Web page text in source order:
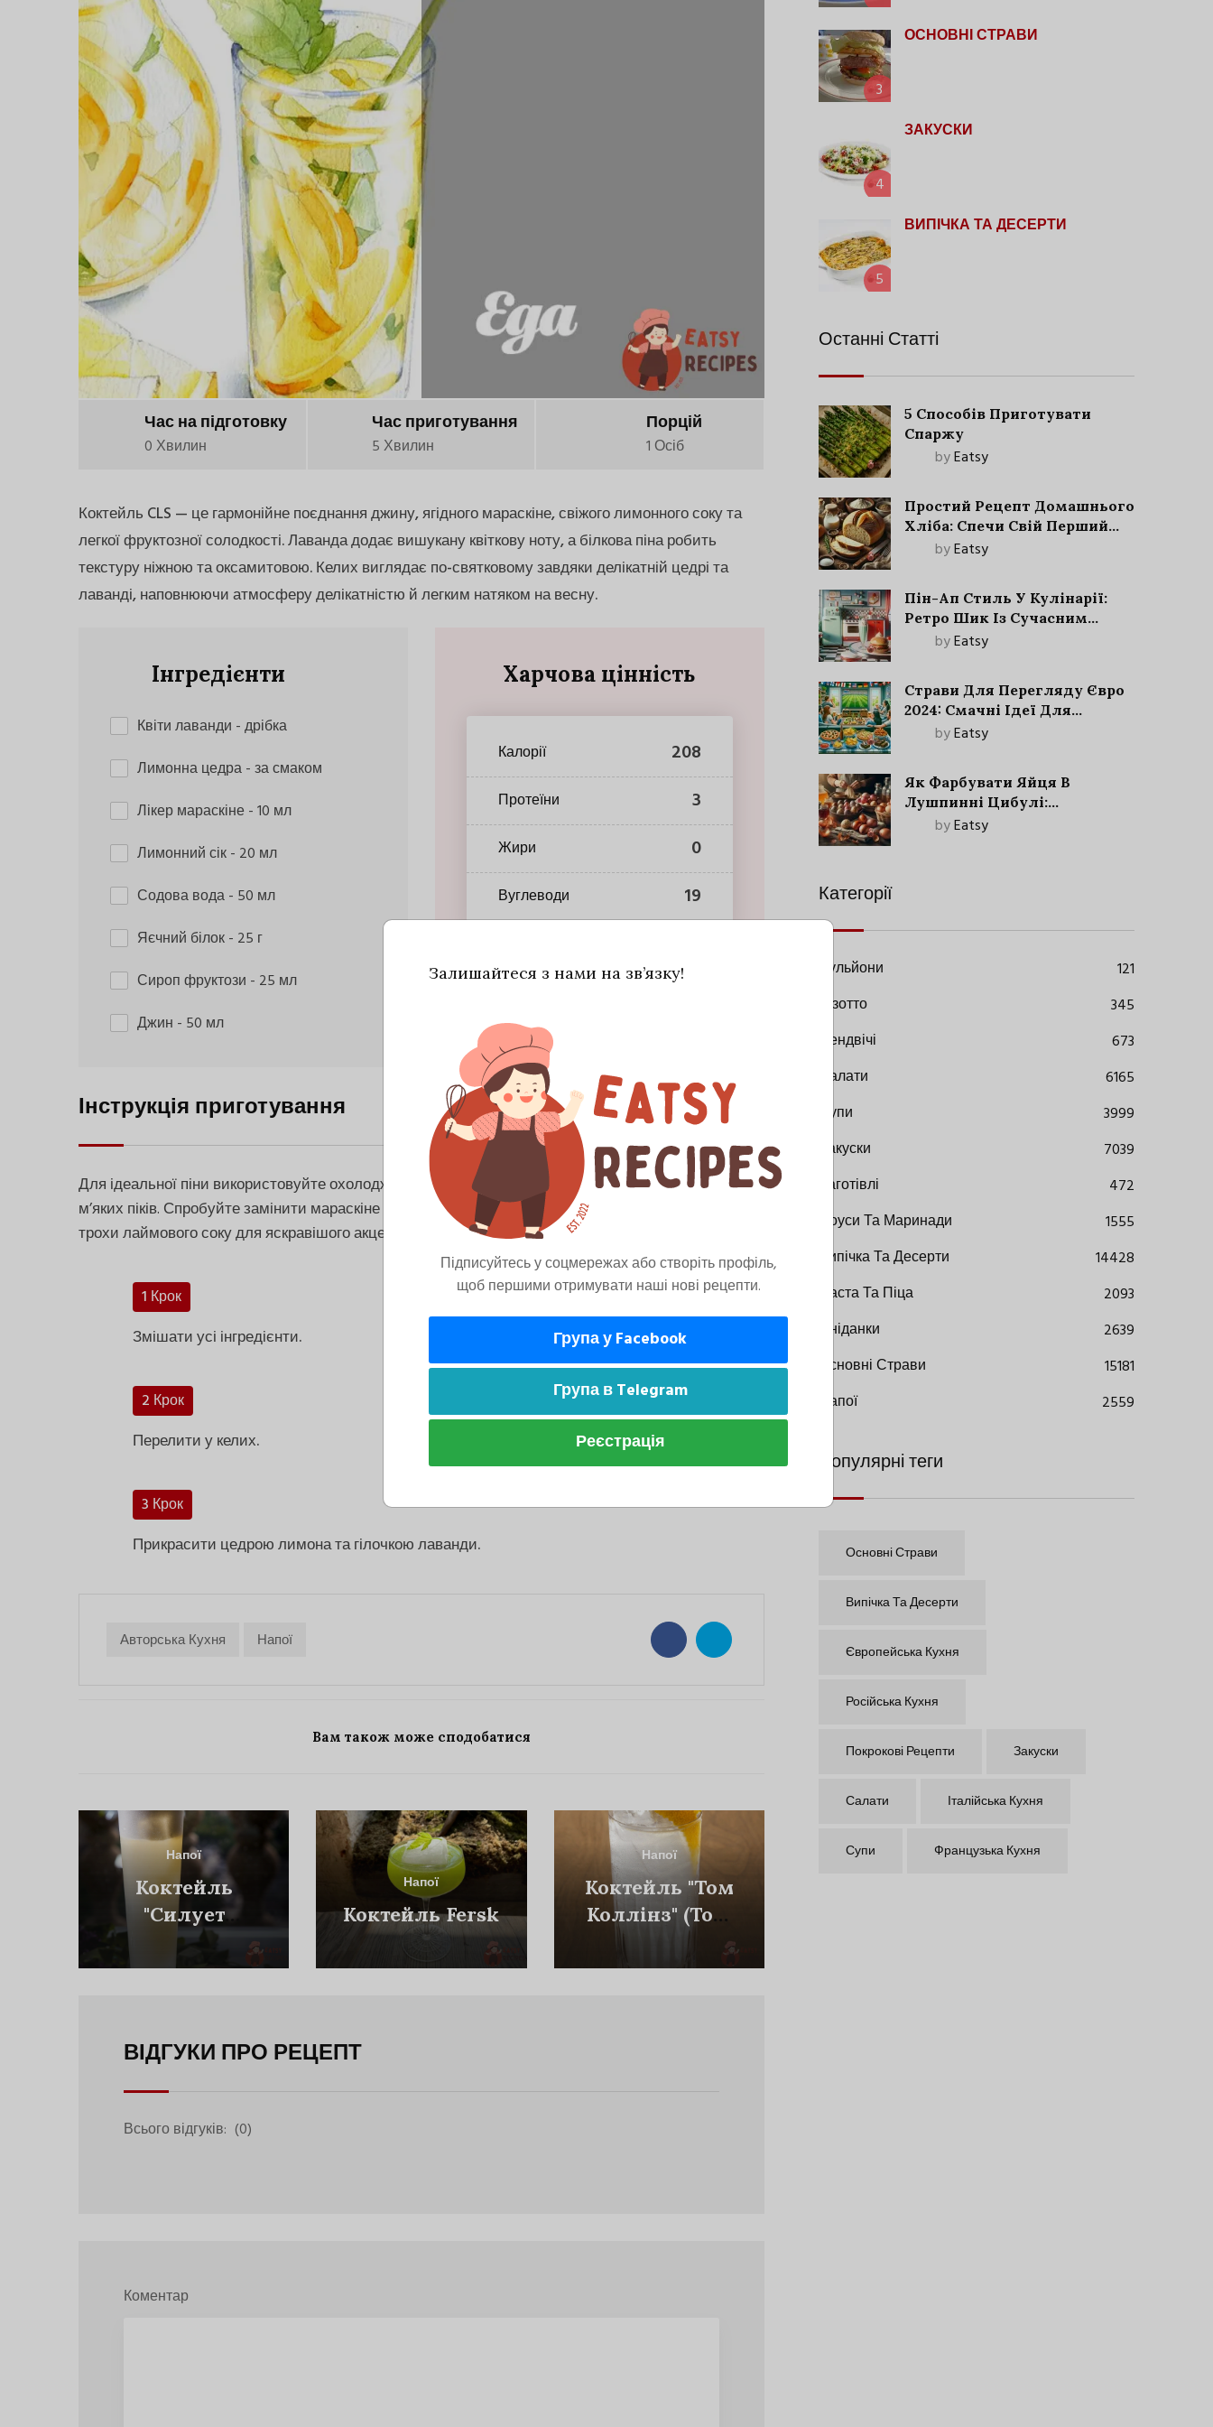
Час на підготовку
0 Хвилин
Час приготування
5 Хвилин
Порцій
1 Осіб
Коктейль CLS — це гармонійне поєднання джину, ягідного мараскіне, свіжого лимонного соку та
легкої фруктозної солодкості. Лаванда додає вишукану квіткову ноту, а білкова піна робить
текстуру ніжною та оксамитовою. Келих виглядає по-святковому завдяки делікатній цедрі та
лаванді, наповнюючи атмосферу делікатністю й легким натяком на весну.
Інгредієнти
Квіти лаванди - дрібка
Лимонна цедра- за смаком
Лікер мараскіне- 10 мл
Лимонний сік- 20 мл
Содова вода- 50 мл
Яєчний білок- 25 г
Сироп фруктози - 25 мл
Джин - 50 мл
Харчова цінність
Калорії 208
Протеїни 3
Жири 0
Вуглеводи 19
Інструкція приготування
Для ідеальної піни використовуйте охолоджені інгредієнти та добре збивайте білок окремо до
м’яких піків. Спробуйте замінити мараскіне на бузиновий лікер для ніжнішого аромату або додати
трохи лаймового соку для яскравішого акценту.
1 Крок
Змішати усі інгредієнти.
2 Крок
Перелити у келих.
3 Крок
Прикрасити цедрою лимона та гілочкою лаванди.
Авторська Кухня Напої
Вам також може сподобатися
Напої
Коктейль
"Силует
Ніжності" Від
Шеф-Бармена
Аверіна
Напої
Коктейль Fersk
Напої
Коктейль "Том
Коллінз" (Tom
Collins)
ВІДГУКИ ПРО РЕЦЕПТ
Всього відгуків: (0)
Коментар
3
ОСНОВНІ СТРАВИ
4
ЗАКУСКИ
5
ВИПІЧКА ТА ДЕСЕРТИ
Останні Статті
5 Способів Приготувати
Спаржу
byEatsy
Простий Рецепт Домашнього
Хліба: Спечи Свій Перший
Запашний Хліб!
byEatsy
Пін-Ап Стиль У Кулінарії:
Ретро Шик Із Сучасним
Акцентом
byEatsy
Страви Для Перегляду Євро
2024: Смачні Ідеї Для
Футбольного Свята
byEatsy
Як Фарбувати Яйця В
Лушпинні Цибулі:
Старовинний Метод З
byEatsy
Категорії
Бульйони
121
Різотто
345
Сендвічі
673
Салати
6165
Супи
3999
Закуски
7039
Заготівлі
472
Соуси Та Маринади
1555
Випічка Та Десерти
14428
Паста Та Піца
2093
Сніданки
2639
Основні Страви
15181
Напої
2559
Популярні теги
Основні Страви
Випічка Та Десерти
Європейська Кухня
Російська Кухня
Покрокові Рецепти Закуски
Салати Італійська Кухня
Супи Французька Кухня
Залишайтеся з нами на зв’язку!
Підписуйтесь у соцмережах або створіть профіль,
щоб першими отримувати наші нові рецепти.
Група у Facebook
Група в Telegram
Реєстрація